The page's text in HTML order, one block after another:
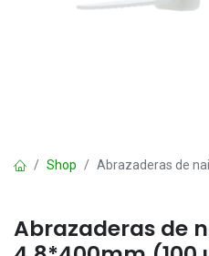
Shop Abrazaderas de
Abrazaderas de